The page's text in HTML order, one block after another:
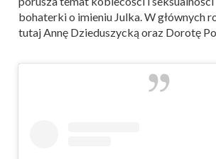
bohaterki o imieniu Julka. W głównych
tutaj Annę Dzieduszycką oraz Dorotę